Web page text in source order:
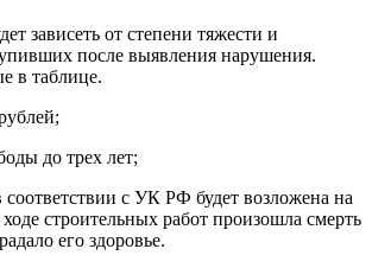
зависеть от степени тяжести и
после выявления нарушения.
в таблице.
до трех лет;
соответствии с УК РФ будет возложена на
строительных работ произошла смерть
его здоровье.